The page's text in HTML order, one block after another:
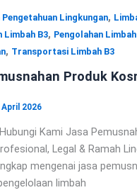
Pengetahuan Lingkungan,
Limbah B3, Pengolahan
, Transportasi Limbah B3
Produk
April 2026
Hubungi Kami Jasa
Legal & Ramah
mengenai jasa
limbah